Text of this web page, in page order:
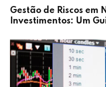
Gestão de Riscos em
Investimentos: Um